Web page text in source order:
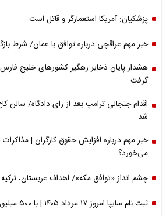
پزشکیان: آمریکا استعمارگر و قاتل است
خبر مهم عراقچی درباره توافق با عمان/ شرط
هشدار پایان ذخایر رهگیر کشورهای خلیج فارس/
گرفت
اقدام جنجالی ترامپ بعد از رای دادگاه/ سالن
شد
خبر مهم درباره افزایش حقوق کارگران |
می‌خورد؟
چشم انداز «توافق مکه»/ اهداف عربستان،
ثبت نام سایپا امروز ۱۷ مرداد ۱۴۰۵ | با ۵۰۰ میلیون کوییک S بخرید